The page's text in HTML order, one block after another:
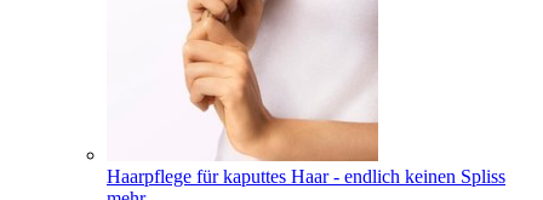
Haarpflege für kaputtes Haar - endlich keinen Spliss